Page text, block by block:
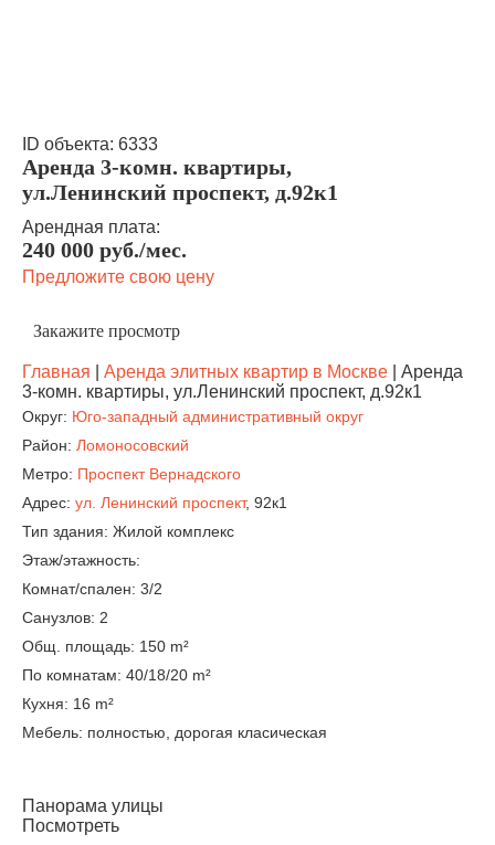
ID объекта: 6333
Аренда 3-комн. квартиры,
ул.Ленинский проспект, д.92к1
Арендная плата:
240 000 руб./мес.
Предложите свою цену
Главная Аренда элитных квартир в Москве
Аренда
3-комн. квартиры, ул.Ленинский проспект, д.92к1
Округ: Юго-западный административный округ
Район: Ломоносовский
Метро: Проспект Вернадского
Адрес: ул. Ленинский проспект, 92к1
Тип здания: Жилой комплекс
Этаж/этажность:
Комнат/спален: 3/2
Санузлов: 2
Общ. площадь: 150 m²
По комнатам: 40/18/20 m²
Кухня: 16 m²
Мебель: полностью, дорогая класическая
Панорама улицы
Посмотреть